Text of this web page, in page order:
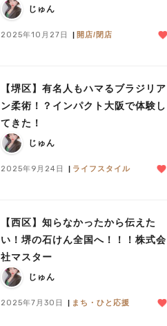
もと〜じゅん
2025年10月27日 開店/閉店
【堺区】有名人もハマるブラジリア
ン柔術！？インパクト大阪で体験し
てきた！
じゅん
2025年9月24日 ライフスタイル
【西区】知らなかったから伝えた
い！堺の石けん全国へ！！！株式会
社マスター
じゅん
2025年7月30日 まち・ひと応援